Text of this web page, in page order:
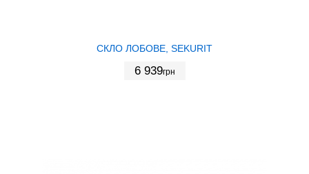
СКЛО ЛОБОВЕ, SEKURIT
6 939грн